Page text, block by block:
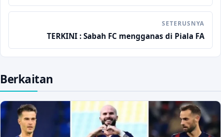
SETERUSNYA
TERKINI : Sabah FC mengganas di Piala FA
Berkaitan